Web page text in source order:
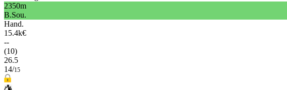
2350m
B.Sou.
Hand.
15.4k€
--
(10)
26.5
14/15